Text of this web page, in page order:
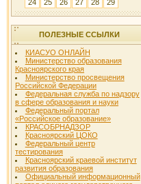
24
25 26 27 28 29
ПОЛЕЗНЫЕ ССЫЛКИ
КИАСУО ОНЛАЙН
Министерство образования
Красноярского края
Министерство просвещения
Российской Федерации
Федеральная служба по надзору
в сфере образования и науки
Федеральный портал
«Российское образование»
КРАСОБРНАДЗОР
Красноярский ЦОКО
Федеральный центр
тестирования
Красноярский краевой институт
развития образования
Официальный информационный